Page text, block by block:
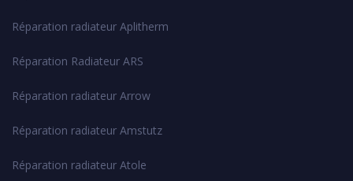
Réparation radiateur Aplitherm
Réparation Radiateur ARS
Réparation radiateur Arrow
Réparation radiateur Amstutz
Réparation radiateur Atole